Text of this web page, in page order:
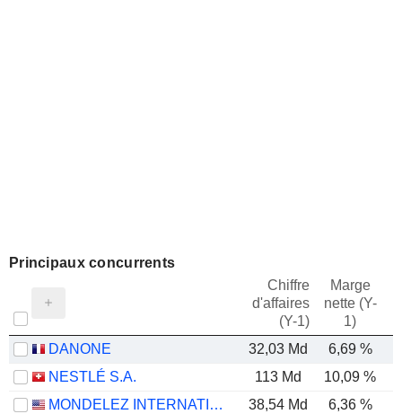
Principaux concurrents
Chiffre
d'affaires
(Y-1)
Marge
nette (Y-
1)
DANONE 32,03 Md 6,69 %
NESTLÉ S.A.
113 Md 10,09 %
MONDELEZ INTERNATIONAL, INC.
38,54 Md 6,36 %